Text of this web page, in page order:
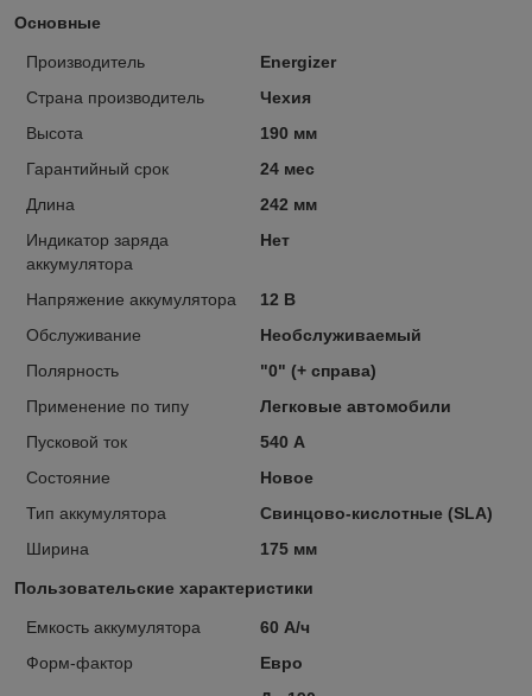
Основные
Производитель
Energizer
Страна производитель
Чехия
Высота
190 мм
Гарантийный срок
24 мес
Длина
242 мм
Индикатор заряда
аккумулятора
Нет
Напряжение аккумулятора
12 В
Обслуживание
Необслуживаемый
Полярность
"0" (+ справа)
Применение по типу
Легковые автомобили
Пусковой ток
540 А
Состояние
Новое
Тип аккумулятора
Свинцово-кислотные (SLA)
Ширина
175 мм
Пользовательские характеристики
Емкость аккумулятора
60 А/ч
Форм-фактор
Евро